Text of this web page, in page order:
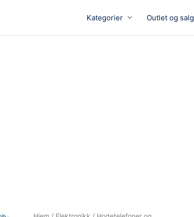
Kategorier Outlet og salg